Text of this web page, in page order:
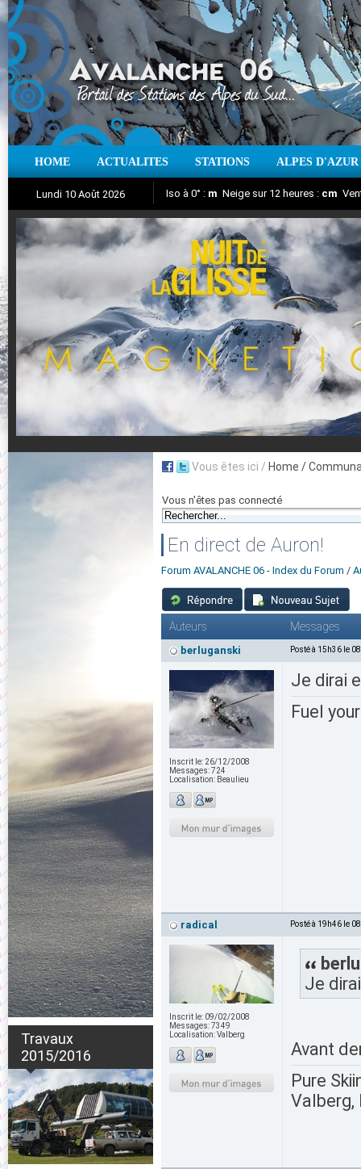
HOME ACTUALITES STATIONS ALPES D'AZUR
Lundi 10 Août 2026
Aujourd'hui : T° Min : °C T° Max :°C
Iso à 0° : m Neige sur 12 heures : cm
Suivez en direct l'actualité des stations
Nuit de la Glisse 2018
Travaux
2015/2016
Vous êtes ici / Home /
Vous n'êtes pas connecté
En direct de Auron!
Forum AVALANCHE 06 - Index du Forum /
Auteurs Messages
berluganski Posté à 15h36 le
Inscrit le: 26/12/2008
Messages:724
Localisation: Beaulieu
Je dirai
Fuel
radical Posté à 19h46 le
Inscrit le: 09/02/2008
Messages:7349
Localisation:Valberg
Je
Avant
Pure
Valberg,